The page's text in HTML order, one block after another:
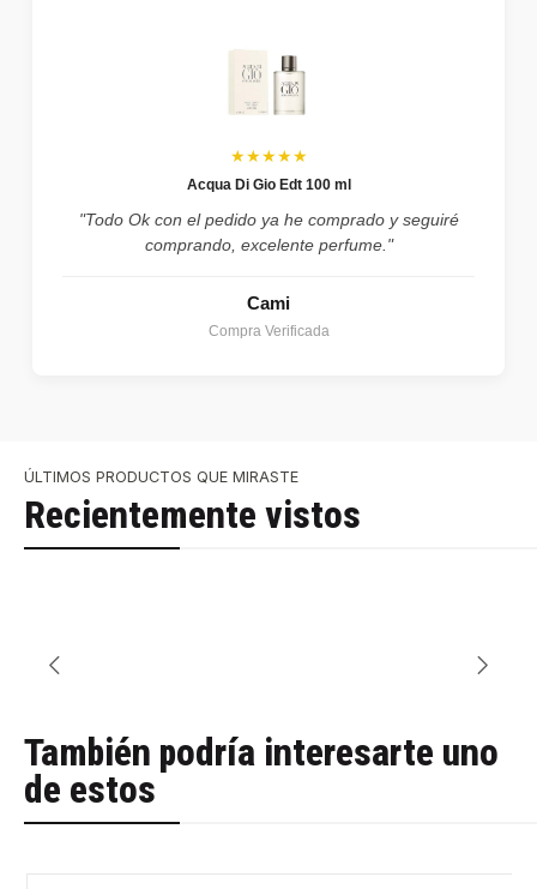
★★★★★
Acqua Di Gio Edt 100 ml
"Todo Ok con el pedido ya he comprado y seguiré
comprando, excelente perfume."
Cami
Compra Verificada
ÚLTIMOS PRODUCTOS QUE MIRASTE
Recientemente vistos
También podría interesarte uno
de estos